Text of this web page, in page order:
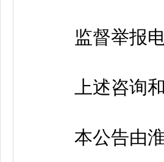
监督举报电
上述咨询和
本公告由淮